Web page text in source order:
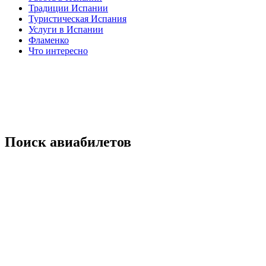
Традиции Испании
Туристическая Испания
Услуги в Испании
Фламенко
Что интересно
Поиск авиабилетов